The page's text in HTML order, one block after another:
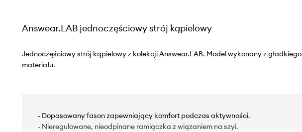
Answear.LAB jednoczęściowy strój kąpielowy
Jednoczęściowy strój kąpielowy z kolekcji Answear.LAB. Model wykonany z gładkiego
materiału.
- Dopasowany fason zapewniający komfort podczas aktywności.
- Nieregulowane, nieodpinane ramiączka z wiązaniem na szyi.